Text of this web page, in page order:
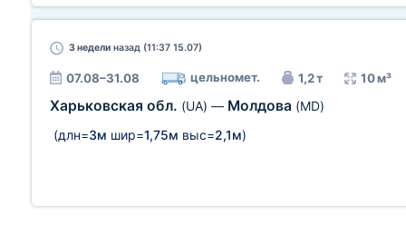
3 недели назад (11:37 15.07)
07.08–31.08 цельномет. 1,2 т 10 м³
Харьковская обл. (UA) — Молдова (MD)
(длн=3м шир=1,75м выс=2,1м)